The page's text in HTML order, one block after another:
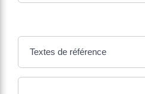
Textes de référence